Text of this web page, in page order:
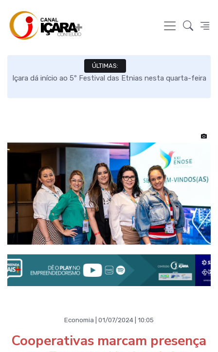
ÚLTIMAS:
Içara dá início ao 5º Festival das Etnias nesta quarta-feira
Economia | 01/07/2024 | 10:05
Cooperativas marcam presença